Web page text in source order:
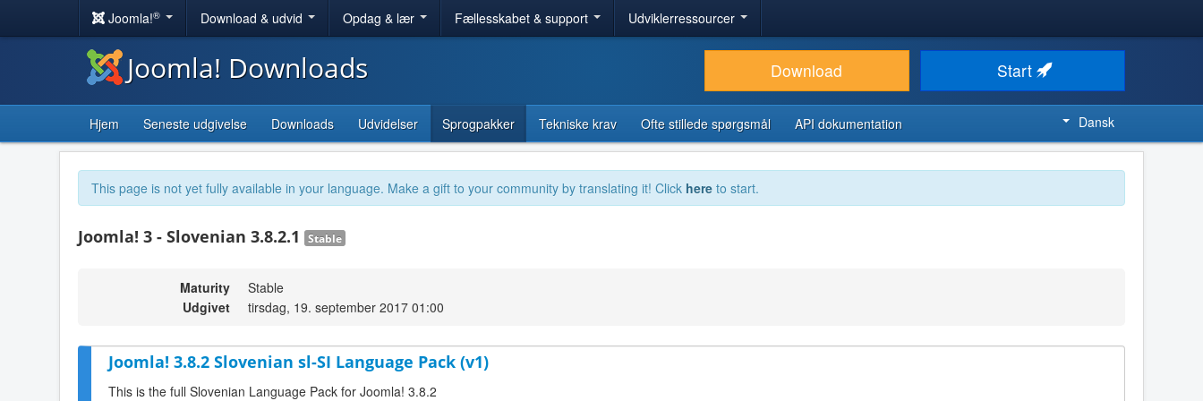
Joomla!® Download & udvid Opdag & lær Fællesskabet & support Udviklerressourcer
Joomla! Downloads Download Start
Hjem Seneste udgivelse Downloads Udvidelser Sprogpakker Tekniske krav Ofte stillede spørgsmål API dokumentation Dansk
This page is not yet fully available in your language. Make a gift to your community by translating it! Click here to start.
Joomla! 3 - Slovenian 3.8.2.1 Stable
Maturity
Stable
Udgivet
tirsdag, 19. september 2017 01:00
Joomla! 3.8.2 Slovenian sl-SI Language Pack (v1)
This is the full Slovenian Language Pack for Joomla! 3.8.2